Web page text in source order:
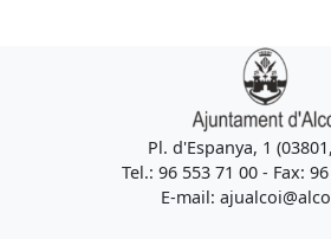
Pl. d'Espanya, 1
Tel.: 96 553 71 00 - Fax:
E-mail: